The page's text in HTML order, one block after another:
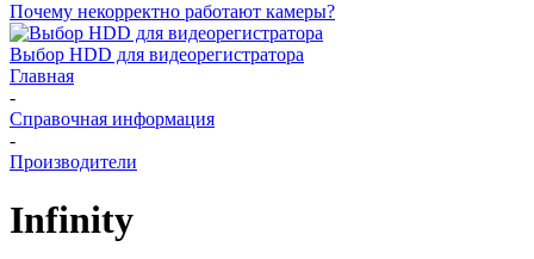
Почему некорректно работают камеры?
Выбор HDD для видеорегистратора
Главная
-
Справочная информация
-
Производители
Infinity